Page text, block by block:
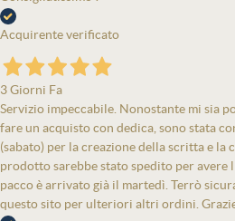
Acquirente verificato
3 Giorni Fa
Servizio impeccabile. Nonostante mi sia
fare un acquisto con dedica, sono stata
(sabato) per la creazione della scritta e la
prodotto sarebbe stato spedito per
pacco è arrivato già il martedì. Terrò
questo sito per ulteriori altri ordini.